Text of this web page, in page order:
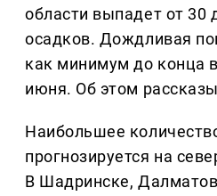
области выпадет от 30
осадков. Дождливая
как минимум до конца
июня. Об этом
Наибольшее
прогнозируется на
В Шадринске,